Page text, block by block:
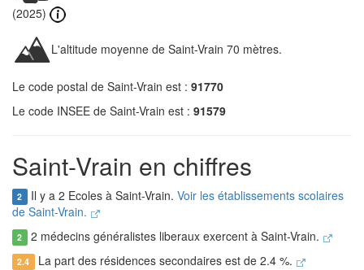
(2025)
L'altitude moyenne de Saint-Vrain 70 mètres.
Le code postal de Saint-Vrain est : 91770
Le code INSEE de Saint-Vrain est : 91579
Saint-Vrain en chiffres
2 Il y a 2 Ecoles à Saint-Vrain. Voir les établissements scolaires
de Saint-Vrain.
2 2 médecins généralistes liberaux exercent à Saint-Vrain.
2.4 La part des résidences secondaires est de 2.4 %.